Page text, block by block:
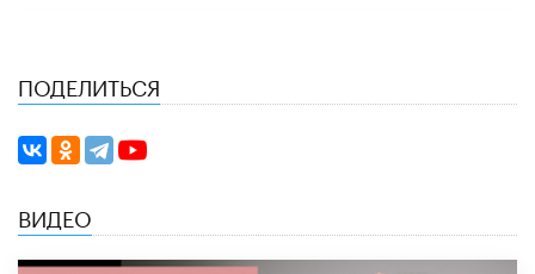
ПОДЕЛИТЬСЯ
ВИДЕО